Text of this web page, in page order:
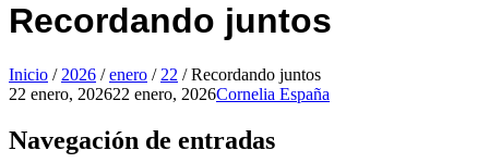
Recordando juntos
Inicio / 2026 / enero / 22 / Recordando juntos
22 enero, 202622 enero, 2026Cornelia España
Navegación de entradas